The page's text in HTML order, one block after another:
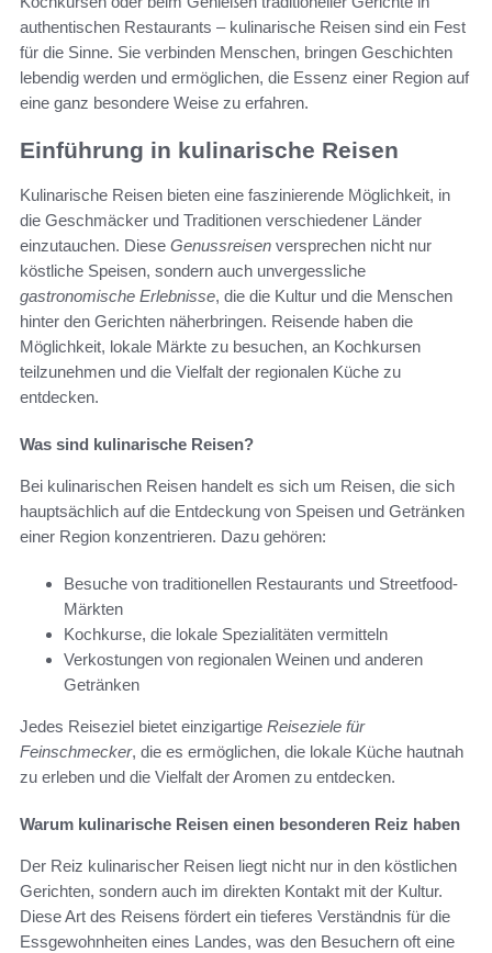
authentischen Restaurants – kulinarische Reisen sind ein Fest
für die Sinne. Sie verbinden Menschen, bringen Geschichten
lebendig werden und ermöglichen, die Essenz einer Region auf
eine ganz besondere Weise zu erfahren.
Einführung in kulinarische Reisen
Kulinarische Reisen bieten eine faszinierende Möglichkeit, in
die Geschmäcker und Traditionen verschiedener Länder
einzutauchen. Diese Genussreisen versprechen nicht nur
köstliche Speisen, sondern auch unvergessliche
gastronomische Erlebnisse, die die Kultur und die Menschen
hinter den Gerichten näherbringen. Reisende haben die
Möglichkeit, lokale Märkte zu besuchen, an Kochkursen
teilzunehmen und die Vielfalt der regionalen Küche zu
entdecken.
Was sind kulinarische Reisen?
Bei kulinarischen Reisen handelt es sich um Reisen, die sich
hauptsächlich auf die Entdeckung von Speisen und Getränken
einer Region konzentrieren. Dazu gehören:
Besuche von traditionellen Restaurants und Streetfood-
Märkten
Kochkurse, die lokale Spezialitäten vermitteln
Verkostungen von regionalen Weinen und anderen
Getränken
Jedes Reiseziel bietet einzigartige Reiseziele für
Feinschmecker, die es ermöglichen, die lokale Küche hautnah
zu erleben und die Vielfalt der Aromen zu entdecken.
Warum kulinarische Reisen einen besonderen Reiz haben
Der Reiz kulinarischer Reisen liegt nicht nur in den köstlichen
Gerichten, sondern auch im direkten Kontakt mit der Kultur.
Diese Art des Reisens fördert ein tieferes Verständnis für die
Essgewohnheiten eines Landes, was den Besuchern oft eine